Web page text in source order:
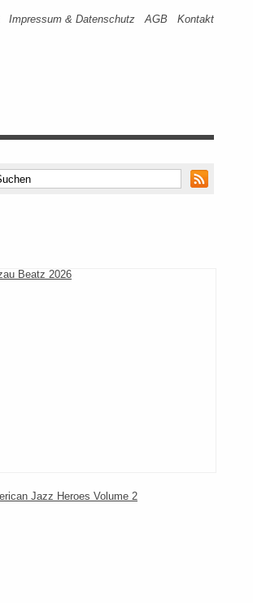
Impressum & Datenschutz AGB Kontakt